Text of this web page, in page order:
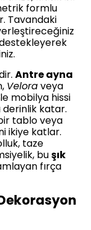
formlu
Tavandaki
Antre ayna
Veloraveya
mobilya hissi
katar.
tablo veya
ikiye katlar.
taze
buşık
fırça